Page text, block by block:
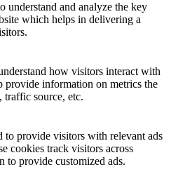
understand and analyze the key
which helps in delivering a
how visitors interact with
provide information on metrics the
traffic source, etc.
to provide visitors with relevant ads
cookies track visitors across
to provide customized ads.